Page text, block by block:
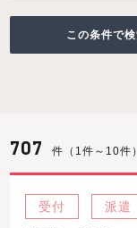
707 件（1件～10件）
受付 派遣